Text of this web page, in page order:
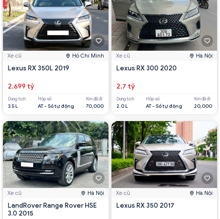
Xe cũ Hồ Chí Minh
Lexus RX 350L 2019
2.699 tỷ
Dung tích
3.5 L
Hộp số
AT - Số tự động
Km đã đi
70,000
Xe cũ Hà Nội
LandRover Range Rover HSE
3.0 2015
Xe cũ Hà Nội
Lexus RX 300 2020
2.7 tỷ
Dung tích
2.0 L
Hộp số
AT - Số tự động
Km đã đi
20,000
Xe cũ Hà Nội
Lexus RX 350 2017